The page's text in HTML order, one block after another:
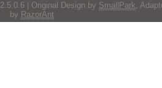
2.5.0.6 | Original Design by SmallPark,
by RazorAnt